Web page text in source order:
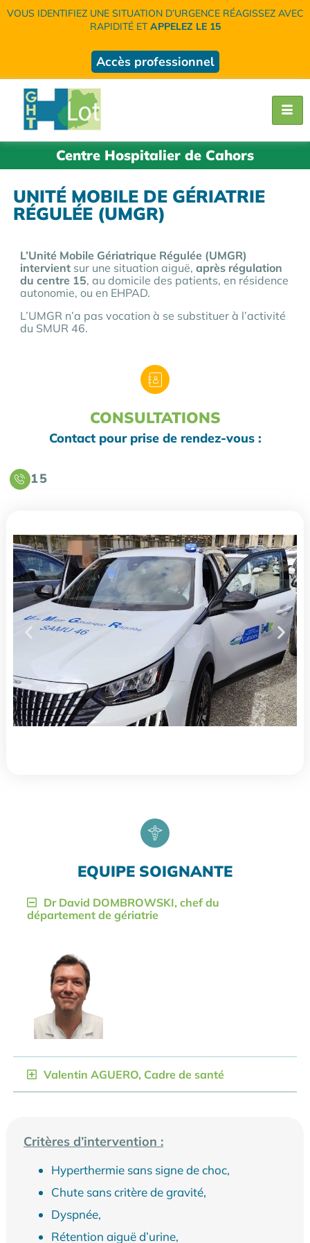
VOUS IDENTIFIEZ UNE SITUATION D’URGENCE RÉAGISSEZ AVEC
RAPIDITÉ ETAPPELEZ LE 15
Accès professionnel
Centre Hospitalier de Cahors
UNITÉ MOBILE DE GÉRIATRIE
RÉGULÉE (UMGR)
L’Unité Mobile Gériatrique Régulée (UMGR)
intervientsur une situation aiguë, après régulation
du centre 15, au domicile des patients, en résidence
autonomie, ou en EHPAD.
L’UMGR n’a pas vocation à se substituer à l’activité
du SMUR 46.
CONSULTATIONS
Contact pour prise de rendez-vous :
15
EQUIPE SOIGNANTE
Dr David DOMBROWSKI, chef du
département de gériatrie
Valentin AGUERO, Cadre de santé
Critères d’intervention :
Hyperthermie sans signe de choc,
Chute sans critère de gravité,
Dyspnée,
Rétention aiguë d’urine,